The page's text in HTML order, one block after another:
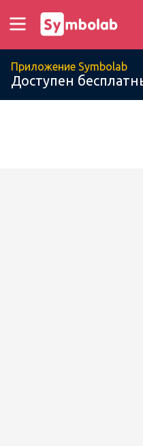
Приложение Symbolab
Доступен